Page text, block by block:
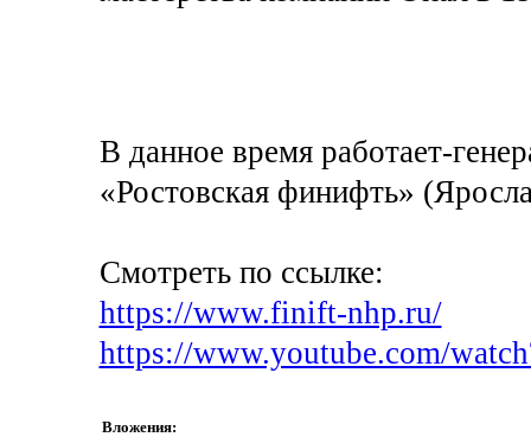
В данное время работает-
«Ростовская финифть»
Смотреть по ссылке:
https://www.finift-nhp.ru/
https://www.youtube.com/
Вложения: